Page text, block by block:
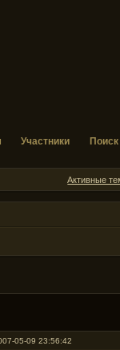
Участники Поиск
Активные
05-09 23:56:42